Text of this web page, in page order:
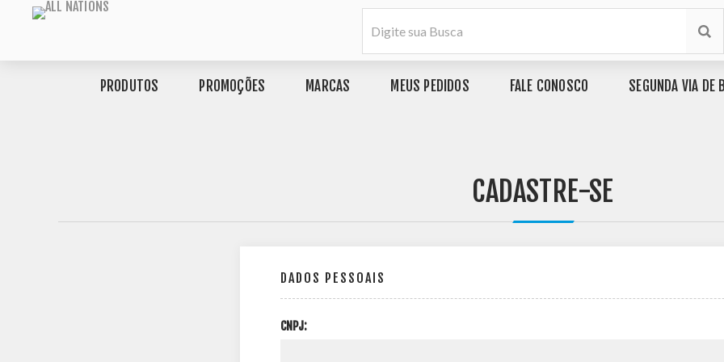
PRODUTOS PROMOÇÕES MARCAS MEUS PEDIDOS FALE CONOSCO SEGUNDA VIA DE
CADASTRE-SE
DADOS PESSOAIS
CNPJ: